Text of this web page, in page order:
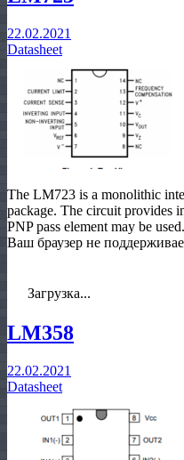
22.02.2021
Datasheet
The LM723 is a monolithic
package. The circuit provides
PNP pass element may be
Ваш браузер не
Загрузка...
LM358
22.02.2021
Datasheet